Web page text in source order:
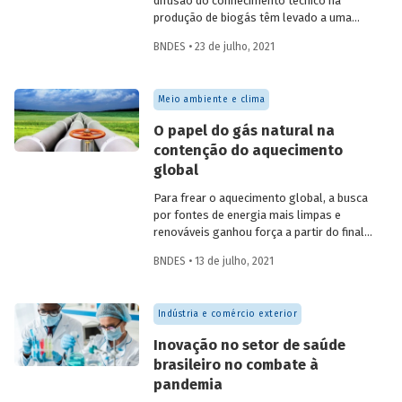
produção de biogás têm levado a uma
em operação e no volume produzido no
tímido diante do potencial de geração que
um país com um agronegócio tão
desenvolvido pode atingir. Entenda como
resíduos e efluentes das diferentes
atividades agropecuárias podem
contribuir para ampliar a geração de
BNDES • 23 de julho, 2021
Meio ambiente e clima
O papel do gás natural na
contenção do aquecimento
global
Para frear o aquecimento global, a busca
por fontes de energia mais limpas e
renováveis ganhou força a partir do final
mundial de redução das emissões de CO
energética segue crescendo, o gás
natural desponta como combustível
capaz de apoiar a transição para a
economia de baixo carbono, aproveitando
a infraestrutura já existente com menor
impacto ambiental do que outros
BNDES • 13 de julho, 2021
Indústria e comércio exterior
Inovação no setor de saúde
brasileiro no combate à
pandemia